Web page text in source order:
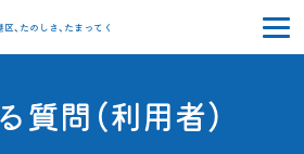
なトクPAY
区、たのしさ、たまってく
質問（利用者）